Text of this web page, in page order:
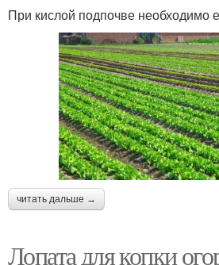
При кислой подпочве необходимо
читать дальше →
Лопата для копки